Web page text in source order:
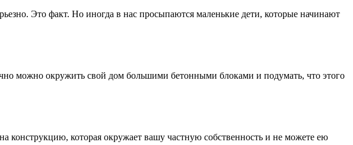
Это факт. Но иногда в нас просыпаются маленькие дети, которые начинают
можно окружить свой дом большими бетонными блоками и подумать, что этого
конструкцию, которая окружает вашу частную собственность и не можете ею